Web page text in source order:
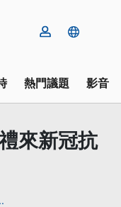
熱門議題 影音
來新冠抗